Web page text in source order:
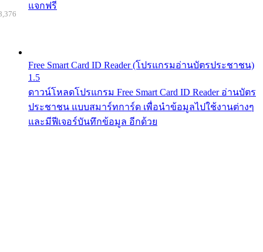
แจกฟรี
Free Smart Card ID Reader (โปรแกรมอ่านบัตรประชาชน)
1.5
ดาวน์โหลดโปรแกรม Free Smart Card ID Reader อ่านบัตร
ประชาชน แบบสมาร์ทการ์ด เพื่อนำข้อมูลไปใช้งานต่างๆ
และมีฟีเจอร์บันทึกข้อมูล อีกด้วย